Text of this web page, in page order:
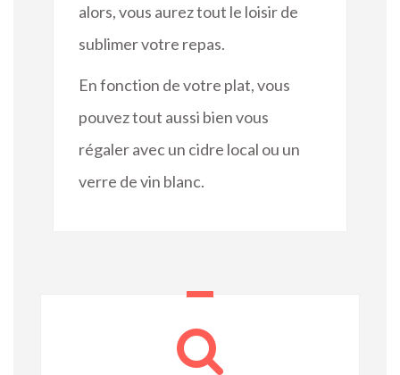
alors, vous aurez tout le loisir de
sublimer votre repas.
En fonction de votre plat, vous
pouvez tout aussi bien vous
régaler avec un cidre local ou un
verre de vin blanc.